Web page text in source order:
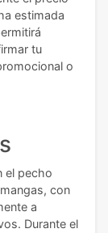
estimada
tu
o
el pecho
con
a
Durante el